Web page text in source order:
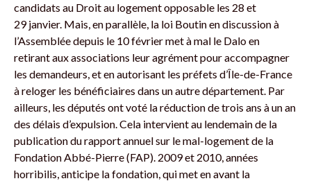
candidats au Droit au logement opposable les 28 et
29 janvier. Mais, en parallèle, la loi Boutin en discussion à
l’Assemblée depuis le 10 février met à mal le Dalo en
retirant aux associations leur agrément pour accompagner
les demandeurs, et en autorisant les préfets d’Île-de-France
à reloger les bénéficiaires dans un autre département. Par
ailleurs, les députés ont voté la réduction de trois ans à un an
des délais d’expulsion. Cela intervient au lendemain de la
publication du rapport annuel sur le mal-logement de la
Fondation Abbé-Pierre (FAP). 2009 et 2010, années
horribilis, anticipe la fondation, qui met en avant la